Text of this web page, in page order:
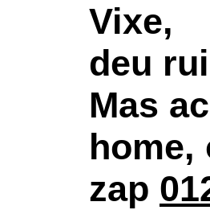
Vixe,
deu
Mas
home,
zap